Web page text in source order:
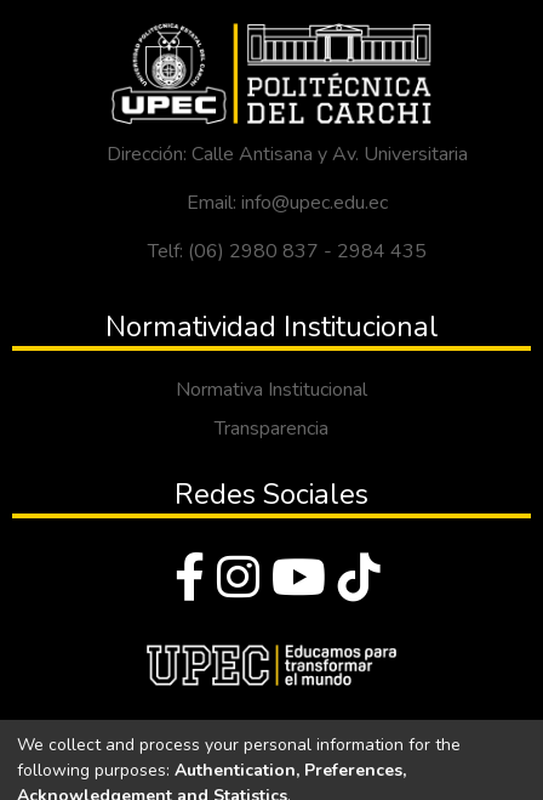
Dirección: Calle Antisana y Av. Universitaria
Email: info@upec.edu.ec
Telf: (06) 2980 837 - 2984 435
Normatividad Institucional
Normativa Institucional
Transparencia
Redes Sociales
Universidad Politécnica Estatal del Carchi
We collect and process your personal information for the
following purposes: Authentication, Preferences,